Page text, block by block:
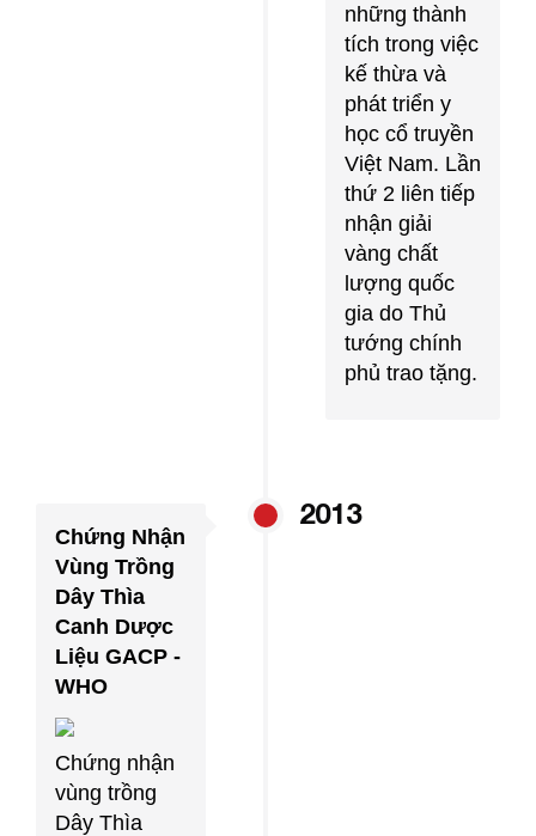
những thành
tích trong việc
kế thừa và
phát triển y
học cổ truyền
Việt Nam. Lần
thứ 2 liên tiếp
nhận giải
vàng chất
lượng quốc
gia do Thủ
tướng chính
phủ trao tặng.
2013
Chứng Nhận
Vùng Trồng
Dây Thìa
Canh Dược
Liệu GACP -
WHO
Chứng nhận
vùng trồng
Dây Thìa